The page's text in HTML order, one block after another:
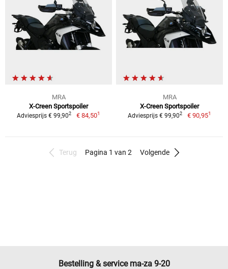
MRA
X-Creen Sportspoiler
Adviesprijs € 99,902 € 84,501
MRA
X-Creen Sportspoiler
Adviesprijs € 99,902 € 90,951
Terug Pagina 1 van 2 Volgende
Bestelling & service ma-za 9-20